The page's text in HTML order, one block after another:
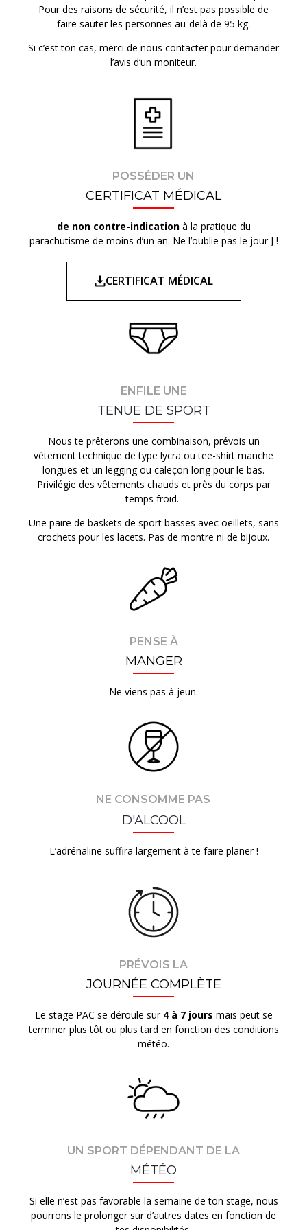
Pour des raisons de sécurité, il n’est pas possible de
faire sauter les personnes au-delà de 95 kg.
Si c’est ton cas, merci de nous contacter pour demander
l’avis d’un moniteur.
POSSÉDER UN
CERTIFICAT MÉDICAL
de non contre-indication à la pratique du
parachutisme de moins d’un an. Ne l’oublie pas le jour J !
CERTIFICAT MÉDICAL
ENFILE UNE
TENUE DE SPORT
Nous te prêterons une combinaison, prévois un
vêtement technique de type lycra ou tee-shirt manche
longues et un legging ou caleçon long pour le bas.
Privilégie des vêtements chauds et près du corps par
temps froid.
Une paire de baskets de sport basses avec oeillets, sans
crochets pour les lacets. Pas de montre ni de bijoux.
PENSE À
MANGER
Ne viens pas à jeun.
NE CONSOMME PAS
D'ALCOOL
L’adrénaline suffira largement à te faire planer !
PRÉVOIS LA
JOURNÉE COMPLÈTE
Le stage PAC se déroule sur4 à 7 jours mais peut se
terminer plus tôt ou plus tard en fonction des conditions
météo.
UN SPORT DÉPENDANT DE LA
MÉTÉO
Si elle n’est pas favorable la semaine de ton stage, nous
pourrons le prolonger sur d’autres dates en fonction de